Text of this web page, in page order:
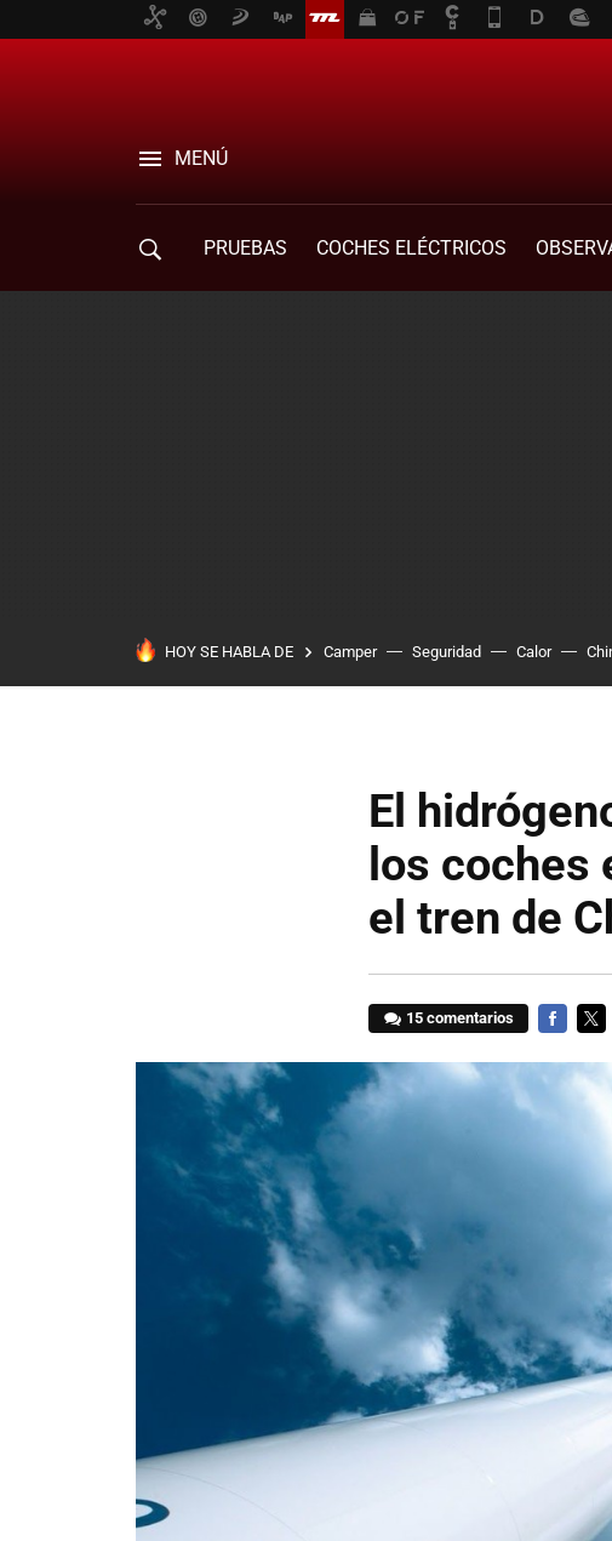
MENÚ
PRUEBAS COCHES ELÉCTRICOS
HOY SE HABLA DE Camper Seguridad Calor
El
los coches
el tren de
15 comentarios